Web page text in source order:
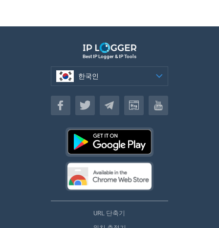
Best IP Logger & IP Tools
한국인
한국인
URL 단축기